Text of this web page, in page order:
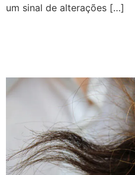
um sinal de alterações […]